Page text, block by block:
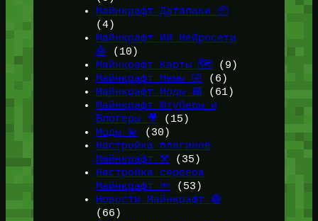
Майнкрафт Датапаки 📦
(4)
Майнкрафт ИИ Нейросети
🤖
(10)
Майнкрафт Карты 🗺️(9)
Майнкрафт Мемы 🤣 (6)
Майнкрафт Моды 🟩 (61)
Майнкрафт Ютуберы и
Блогеры 🎥
(15)
Моды 💫
(30)
Настройка плагинов
Майнкрафт ⚒️(35)
Настройка сервера
Майнкрафт 🔦 (53)
Новости Майнкрафт 🔴
(66)